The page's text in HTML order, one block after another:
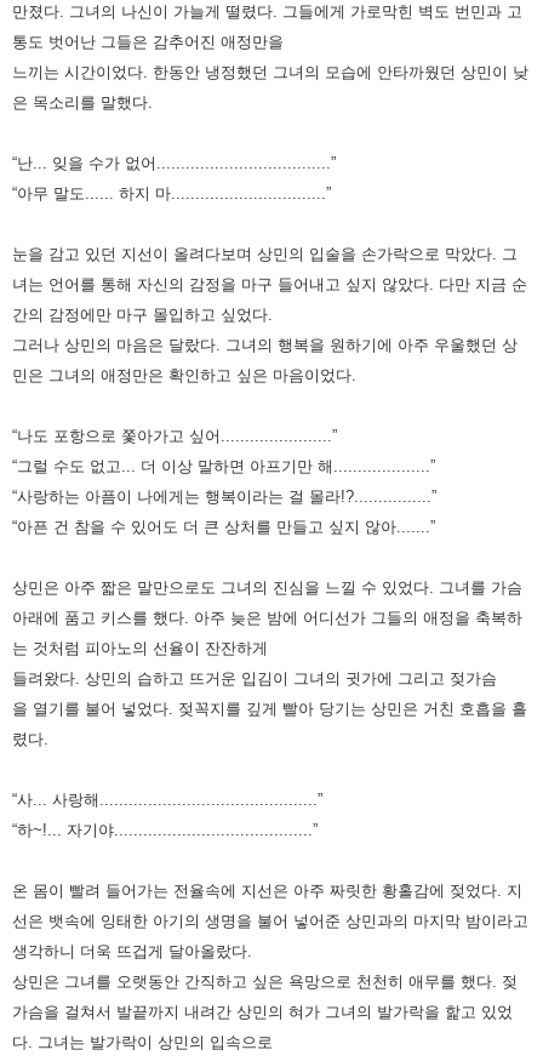
만졌다. 그녀의 나신이 가늘게 떨렸다. 그들에게 가로막힌 벽도 번민과 고
통도 벗어난 그들은 감추어진 애정만을
느끼는 시간이었다. 한동안 냉정했던 그녀의 모습에 안타까웠던 상민이 낮
은 목소리를 말했다.
“난... 잊을 수가 없어....................................”
“아무 말도...... 하지 마................................”
눈을 감고 있던 지선이 올려다보며 상민의 입술을 손가락으로 막았다. 그
녀는 언어를 통해 자신의 감정을 마구 들어내고 싶지 않았다. 다만 지금 순
간의 감정에만 마구 몰입하고 싶었다.
그러나 상민의 마음은 달랐다. 그녀의 행복을 원하기에 아주 우울했던 상
민은 그녀의 애정만은 확인하고 싶은 마음이었다.
“나도 포항으로 쫓아가고 싶어.......................”
“그럴 수도 없고... 더 이상 말하면 아프기만 해....................”
“사랑하는 아픔이 나에게는 행복이라는 걸 몰라!?................”
“아픈 건 참을 수 있어도 더 큰 상처를 만들고 싶지 않아.......”
상민은 아주 짧은 말만으로도 그녀의 진심을 느낄 수 있었다. 그녀를 가슴
아래에 품고 키스를 했다. 아주 늦은 밤에 어디선가 그들의 애정을 축복하
는 것처럼 피아노의 선율이 잔잔하게
들려왔다. 상민의 습하고 뜨거운 입김이 그녀의 귓가에 그리고 젖가슴
을 열기를 불어 넣었다. 젖꼭지를 깊게 빨아 당기는 상민은 거친 호흡을 흘
렸다.
“사... 사랑해.............................................”
“하~!... 자기야.........................................”
온 몸이 빨려 들어가는 전율속에 지선은 아주 짜릿한 황홀감에 젖었다. 지
선은 뱃속에 잉태한 아기의 생명을 불어 넣어준 상민과의 마지막 밤이라고
생각하니 더욱 뜨겁게 달아올랐다.
상민은 그녀를 오랫동안 간직하고 싶은 욕망으로 천천히 애무를 했다. 젖
가슴을 걸쳐서 발끝까지 내려간 상민의 혀가 그녀의 발가락을 핥고 있었
다. 그녀는 발가락이 상민의 입속으로